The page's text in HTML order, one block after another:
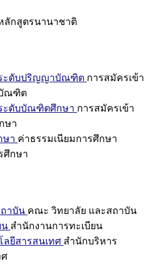
ลักสูตรนานาชาติ
ะดับปริญญาบัณฑิต การสมัครเข้า
ณฑิต
ะดับบัณฑิตศึกษา การสมัครเข้า
ษา
ษา ค่าธรรมเนียมการศึกษา
ศึกษา
าบัน คณะ วิทยาลัย และสถาบัน
น สำนักงานการทะเบียน
ลยีสารสนเทศ สำนักบริหาร
ศ